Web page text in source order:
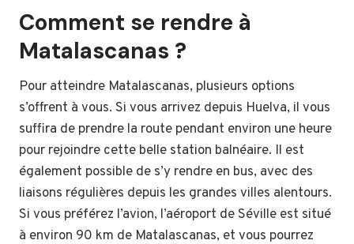
Comment se rendre à
Matalascanas ?
Pour atteindre Matalascanas, plusieurs options
s’offrent à vous. Si vous arrivez depuis Huelva, il vous
suffira de prendre la route pendant environ une heure
pour rejoindre cette belle station balnéaire. Il est
également possible de s’y rendre en bus, avec des
liaisons régulières depuis les grandes villes alentours.
Si vous préférez l’avion, l’aéroport de Séville est situé
à environ 90 km de Matalascanas, et vous pourrez